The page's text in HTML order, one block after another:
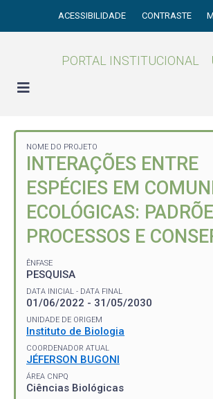
ACESSIBILIDADE CONTRASTE
PORTAL INSTITUCIONAL
NOME DO PROJETO
INTERAÇÕES ENTRE
ESPÉCIES EM
ECOLÓGICAS:
PROCESSOS E
ÊNFASE
PESQUISA
DATA INICIAL - DATA FINAL
01/06/2022 - 31/05/2030
UNIDADE DE ORIGEM
Instituto de Biologia
COORDENADOR ATUAL
JÉFERSON BUGONI
ÁREA CNPQ
Ciências Biológicas